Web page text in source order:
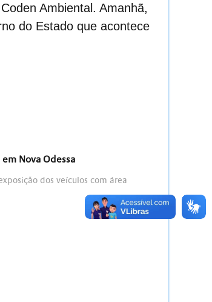
Ambiental. Amanhã,
do Estado que acontece
Nova Odessa
dos veículos com área